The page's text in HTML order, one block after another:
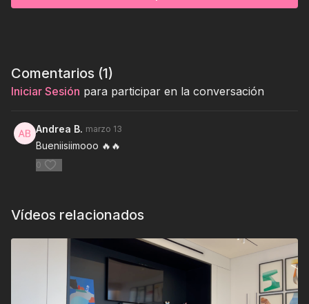
Comentarios (1)
Iniciar Sesión para participar en la conversación
Andrea B. marzo 13
Bueniisiimooo 🔥🔥
0
Vídeos relacionados